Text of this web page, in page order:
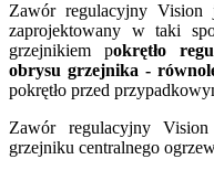
Zawór regulacyjny Vision
zaprojektowany w taki
grzejnikiem pokrętło
obrysu grzejnika -
pokrętło przed
Zawór regulacyjny
grzejniku centralnego